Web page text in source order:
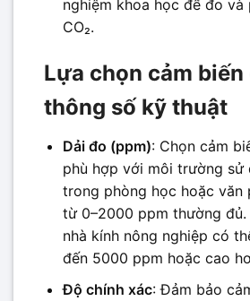
nghiệm khoa học để đo và
CO₂.
Lựa chọn cảm
thông số kỹ thuật
Dải đo (ppm): Chọn cảm
phù hợp với môi trường sử
trong phòng học hoặc văn
từ 0–2000 ppm thường đủ.
nhà kính nông nghiệp có
đến 5000 ppm hoặc cao
Độ chính xác: Đảm bảo